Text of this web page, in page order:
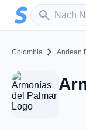
Zum Hauptinhalt
search
Sender
Colombia chevron_right Andean